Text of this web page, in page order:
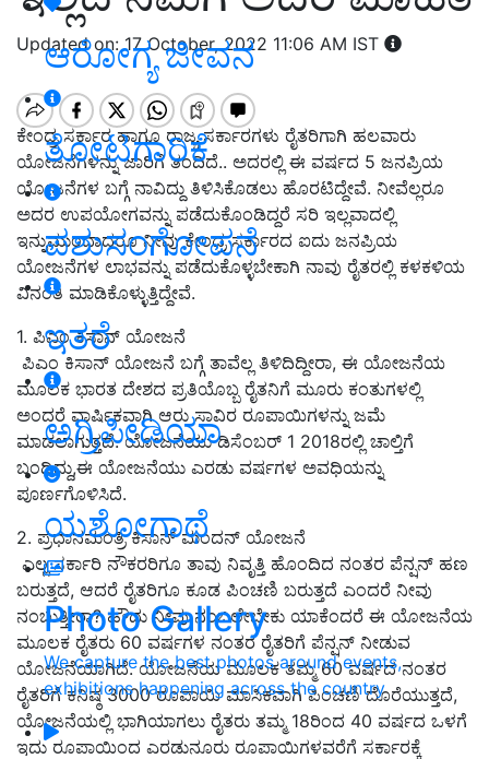
ಆರೋಗ್ಯ ಜೀವನ
ತೋಟಗಾರಿಕೆ
ಪಶುಸಂಗೋಪನೆ
ಇತರೆ
ಅಗ್ರಿಪೀಡಿಯಾ
ಯಶೋಗಾಥೆ
Photo Gallery
We capture the best photos around events,
exhibitions happening across the country
Updated on: 17 October, 2022 11:06 AM IST
ಕೇಂದ್ರ ಸರ್ಕಾರ ಹಾಗೂ ರಾಜ್ಯ ಸರ್ಕಾರಗಳು ರೈತರಿಗಾಗಿ ಹಲವಾರು
ಯೋಜನೆಗಳನ್ನು ಜಾರಿಗೆ ತಂದಿದೆ.. ಅದರಲ್ಲಿ ಈ ವರ್ಷದ 5 ಜನಪ್ರಿಯ
ಯೋಜನೆಗಳ ಬಗ್ಗೆ ನಾವಿದ್ದು ತಿಳಿಸಿಕೊಡಲು ಹೊರಟಿದ್ದೇವೆ. ನೀವೆಲ್ಲರೂ
ಅದರ ಉಪಯೋಗವನ್ನು ಪಡೆದುಕೊಂಡಿದ್ದರೆ ಸರಿ ಇಲ್ಲವಾದಲ್ಲಿ
ಇನ್ನುಮುಂದಾದರೂ ನೀವು ಕೇಂದ್ರ ಸರ್ಕಾರದ ಐದು ಜನಪ್ರಿಯ
ಯೋಜನೆಗಳ ಲಾಭವನ್ನು ಪಡೆದುಕೊಳ್ಳಬೇಕಾಗಿ ನಾವು ರೈತರಲ್ಲಿ ಕಳಕಳಿಯ
ವಿನಂತಿ ಮಾಡಿಕೊಳ್ಳುತ್ತಿದ್ದೇವೆ.
1. ಪಿಎಂ ಕಿಸಾನ್ ಯೋಜನೆ
ಪಿಎಂ ಕಿಸಾನ್ ಯೋಜನೆ ಬಗ್ಗೆ ತಾವೆಲ್ಲ ತಿಳಿದಿದ್ದೀರಾ, ಈ ಯೋಜನೆಯ
ಮೂಲಕ ಭಾರತ ದೇಶದ ಪ್ರತಿಯೊಬ್ಬ ರೈತನಿಗೆ ಮೂರು ಕಂತುಗಳಲ್ಲಿ
ಅಂದರೆ ವಾರ್ಷಿಕವಾಗಿ ಆರು ಸಾವಿರ ರೂಪಾಯಿಗಳನ್ನು ಜಮೆ
ಮಾಡಲಾಗುತ್ತದೆ. ಯೋಜನೆಯು ಡಿಸೆಂಬರ್ 1 2018ರಲ್ಲಿ ಚಾಲ್ತಿಗೆ
ಬಂದಿದ್ದು,ಈ ಯೋಜನೆಯು ಎರಡು ವರ್ಷಗಳ ಅವಧಿಯನ್ನು
ಪೂರ್ಣಗೊಳಿಸಿದೆ.
2. ಪ್ರಧಾನಮಂತ್ರಿ ಕಿಸಾನ್ ಮಂದನ್ ಯೋಜನೆ
ಎಲ್ಲ ಸರ್ಕಾರಿ ನೌಕರರಿಗೂ ತಾವು ನಿವೃತ್ತಿ ಹೊಂದಿದ ನಂತರ ಪೆನ್ಷನ್ ಹಣ
ಬರುತ್ತದೆ, ಆದರೆ ರೈತರಿಗೂ ಕೂಡ ಪಿಂಚಣಿ ಬರುತ್ತದೆ ಎಂದರೆ ನೀವು
ನಂಬುತ್ತೀರಾ? ಹೌದು ನೀವು ನಂಬಲೇಬೇಕು ಯಾಕೆಂದರೆ ಈ ಯೋಜನೆಯ
ಮೂಲಕ ರೈತರು 60 ವರ್ಷಗಳ ನಂತರ ರೈತರಿಗೆ ಪೆನ್ಷನ್ ನೀಡುವ
ಯೋಜನೆಯಾಗಿದೆ. ಯೋಜನೆಯ ಮೂಲಕ ತಮ್ಮ 60 ವರ್ಷದ ನಂತರ
ರೈತರಿಗೆ ಕನಿಷ್ಠ 3000 ರೂಪಾಯಿ ಮಾಸಿಕವಾಗಿ ಪಿಂಚಣಿ ದೊರೆಯುತ್ತದೆ,
ಯೋಜನೆಯಲ್ಲಿ ಭಾಗಿಯಾಗಲು ರೈತರು ತಮ್ಮ 18ರಿಂದ 40 ವರ್ಷದ ಒಳಗೆ
ಇದು ರೂಪಾಯಿಂದ ಎರಡುನೂರು ರೂಪಾಯಿಗಳವರೆಗೆ ಸರ್ಕಾರಕ್ಕೆ